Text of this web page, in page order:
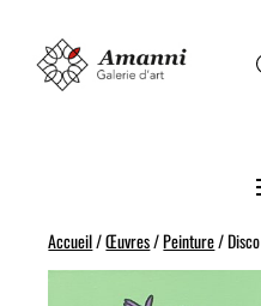
Accueil/Œuvres/Peinture/ Disco